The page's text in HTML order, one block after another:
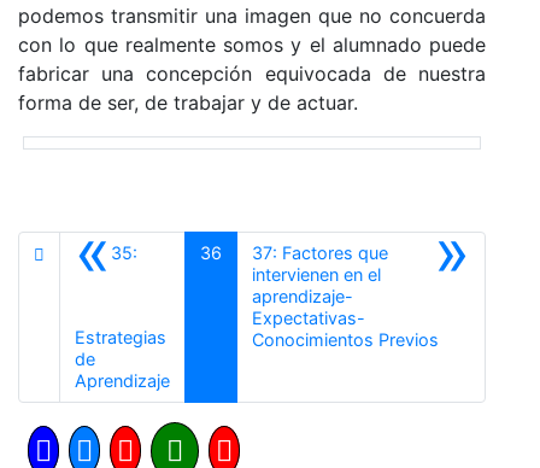
podemos transmitir una imagen que no concuerda
con lo que realmente somos y el alumnado puede
fabricar una concepción equivocada de nuestra
forma de ser, de trabajar y de actuar.
«35:
Estrategias
de
AprendizajeAnterior
36 »
37: Factores que
intervienen en el
aprendizaje-
Expectativas-
Conocimientos Previos